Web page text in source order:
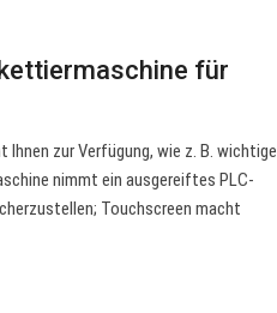
für
zur Verfügung, wie z. B. wichtige
nimmt ein ausgereiftes PLC-
Touchscreen macht